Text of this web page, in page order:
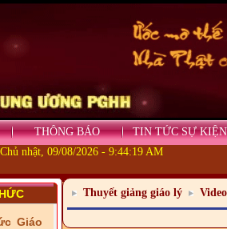
THÔNG BÁO
TIN TỨC SỰ KIỆN
nhật, 09/08/2026 - 9:44:19 AM
Giáo
Thuyết giảng giáo lý